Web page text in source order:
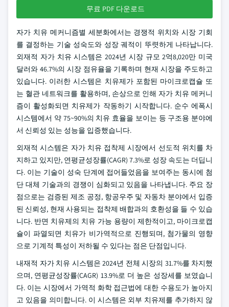
무료 PDF 다운로드
자가 치유 메커니즘별 세분화에서는 경쟁적 위치와 시장 기회
를 결정하는 기술 성숙도와 성장 궤적이 뚜렷하게 나타납니다.
외재적 자가 치유 시스템은 2024년 시장 규모 2억8,020만 미국
달러와 46.7%의 시장 점유율을 기록하며 현재 시장을 주도하고
있습니다. 이러한 시스템은 치유제가 포함된 마이크로캡슐 또
는 혈관 네트워크를 활용하며, 손상으로 인해 자가 치유 메커니
즘이 활성화되면 치유제가 작동하기 시작합니다. 순수 에폭시
시스템에서 약 75~90%의 치유 효율을 보이는 등 구조용 분야에
서 신뢰성 있는 성능을 입증했습니다.
외재적 시스템은 자가 치유 접착제 시장에서 선도적 위치를 차
지하고 있지만, 연평균성장률(CAGR) 7.3%로 성장 속도는 더딥니
다. 이는 기술이 성숙 단계에 접어들었음을 보여주는 동시에 첨
단 대체 기술과의 경쟁이 심화되고 있음을 나타냅니다. 주요 장
점으로는 검증된 제조 공정, 항공우주 및 자동차 분야에서 입증
된 신뢰성, 현재 사용되는 접착제 배합과의 호환성을 들 수 있습
니다. 반면 치유제의 치유 가능 용량이 제한적이고, 마이크로캡
슐이 파열되면 치유가 비가역적으로 진행되며, 첨가물의 영향
으로 기계적 특성이 저하될 수 있다는 점은 단점입니다.
내재적 자가 치유 시스템은 2024년 전체 시장의 31.7%를 차지했
으며, 연평균성장률(CAGR) 13.9%로 더 높은 성장세를 보였습니
다. 이는 시장에서 가역적 화학 접근법에 대한 수용도가 높아지
고 있음을 의미합니다. 이 시스템은 외부 치유제를 추가하지 않